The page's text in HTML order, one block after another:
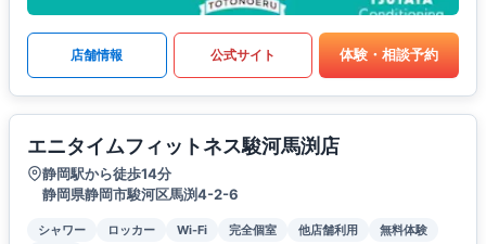
店舗情報 公式サイト 体験・相談予約
エニタイムフィットネス駿河馬渕店
静岡駅から徒歩14分
静岡県静岡市駿河区馬渕4-2-6
シャワー ロッカー Wi-Fi 完全個室 他店舗利用
無料体験